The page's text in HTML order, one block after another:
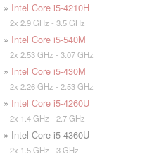
» Intel Core i5-4210H
2x 2.9 GHz - 3.5 GHz
» Intel Core i5-540M
2x 2.53 GHz - 3.07 GHz
» Intel Core i5-430M
2x 2.26 GHz - 2.53 GHz
» Intel Core i5-4260U
2x 1.4 GHz - 2.7 GHz
» Intel Core i5-4360U
2x 1.5 GHz - 3 GHz